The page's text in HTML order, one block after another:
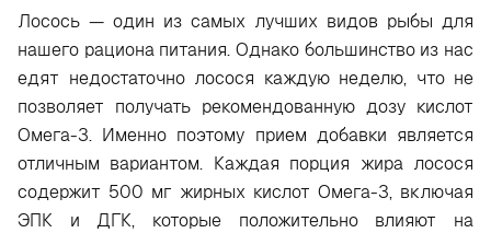
Лосось — один из самых лучших видов рыбы для
нашего рациона питания. Однако большинство из нас
едят недостаточно лосося каждую неделю, что не
позволяет получать рекомендованную дозу кислот
Омега-3. Именно поэтому прием добавки является
отличным вариантом. Каждая порция жира лосося
содержит 500 мг жирных кислот Омега-3, включая
ЭПК и ДГК, которые положительно влияют на